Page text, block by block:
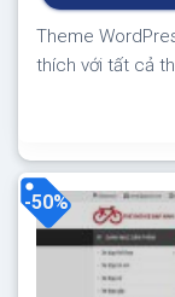
Theme
thích với tất cả
hoàn toàn 100%
-50%